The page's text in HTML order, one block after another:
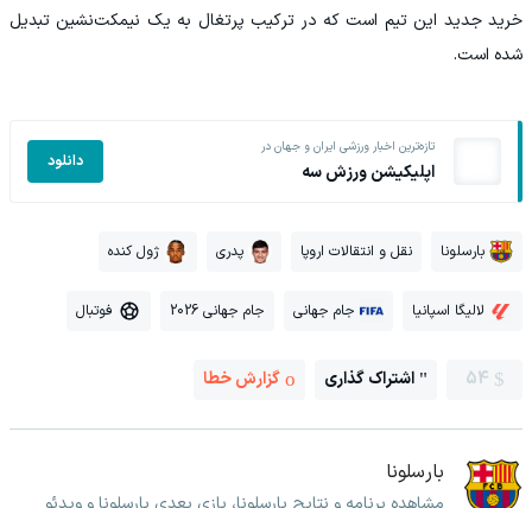
خرید جدید این تیم است که در ترکیب پرتغال به یک نیمکت‌نشین تبدیل
شده است.
تازه‌ترین اخبار ورزشی ایران و جهان در
اپلیکیشن ورزش سه دانلود
بارسلونا نقل و انتقالات اروپا پدری ژول کنده
لالیگا اسپانیا جام جهانی جام جهانی 2026 فوتبال
54 اشتراک گذاری گزارش خطا
بارسلونا